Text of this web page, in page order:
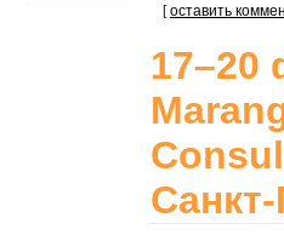
[оставить
17–20